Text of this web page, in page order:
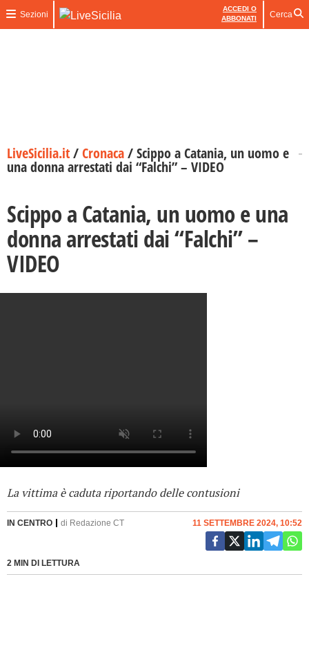
Sezioni
ACCEDI O
ABBONATI
Cerca
LiveSicilia.it/Cronaca/Scippo a Catania, un uomo e
una donna arrestati dai “Falchi” – VIDEO
Scippo a Catania, un uomo e una
donna arrestati dai “Falchi” –
VIDEO
La vittima è caduta riportando delle contusioni
IN CENTRO di Redazione CT
2 MIN DI LETTURA
11 SETTEMBRE 2024, 10:52